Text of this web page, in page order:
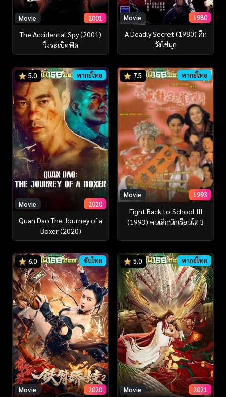
Movie 2001
The Accidental Spy (2001)
วิ่งระเบิดฟัด
Movie 1980
A Deadly Secret (1980) ศึก
วังไข่มุก
5.0 พากย์ไทย
Movie 2020
Quan Dao The Journey of a
Boxer (2020)
7.5 พากย์ไทย
Movie 1993
Fight Back to School III
(1993) คนเล็กนักเรียนโต 3
6.0 ซับไทย
Movie 2020
5.0 พากย์ไทย
Movie 2021